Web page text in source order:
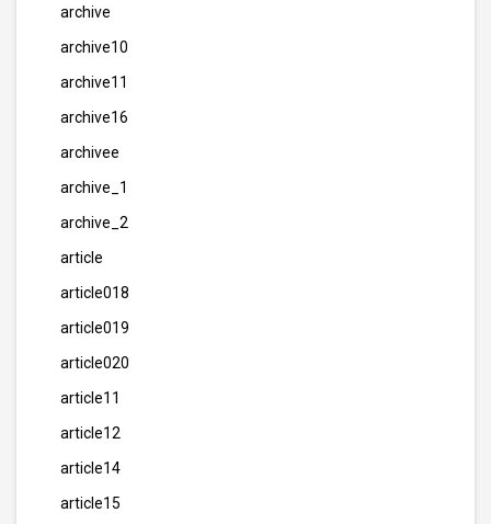
archive
archive10
archive11
archive16
archivee
archive_1
archive_2
article
article018
article019
article020
article11
article12
article14
article15